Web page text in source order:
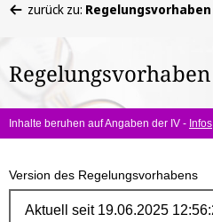
befinden
hier:
zurück zu: Regelungsvorhaben
Regelungsvorhaben
Inhalte beruhen auf Angaben der IV - Infos
Version des Regelungsvorhabens